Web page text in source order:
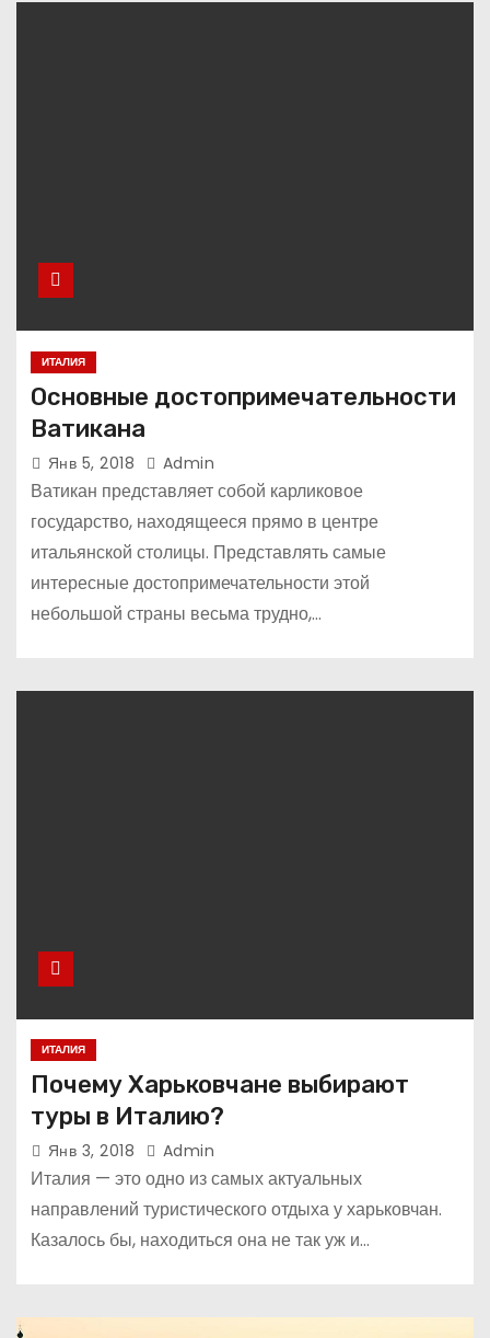
ИТАЛИЯ
Основные достопримечательности
Ватикана
Янв 5, 2018 Admin
Ватикан представляет собой карликовое
государство, находящееся прямо в центре
итальянской столицы. Представлять самые
интересные достопримечательности этой
небольшой страны весьма трудно,…
ИТАЛИЯ
Почему Харьковчане выбирают
туры в Италию?
Янв 3, 2018 Admin
Италия — это одно из самых актуальных
направлений туристического отдыха у харьковчан.
Казалось бы, находиться она не так уж и…